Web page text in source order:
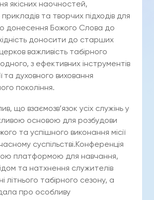
якісних наочностей,
та творчих підходів для
донесення Божого Слова до
доносити до старших
важливість табірного
з ефективних інструментів
та духовного виховання
покоління.
що взаємозв’язок усіх служінь у
основою для розбудови
та успішного виконання місії
суспільстві.Конференція
платформою для навчання,
та натхнення служителів
літнього табірного сезону, а
про особливу